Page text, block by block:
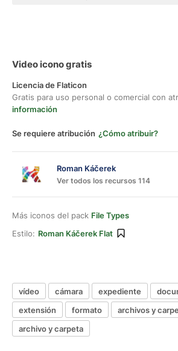
Video icono gratis
Licencia de Flaticon
Gratis para uso personal o comercial con
información
Se requiere atribución ¿Cómo atribuir?
Roman Káčerek
Ver todos los recursos 114
Más iconos del pack File Types
Estilo: Roman Káčerek Flat
vídeo cámara expediente
extensión
formato
archivos y
archivo y carpeta